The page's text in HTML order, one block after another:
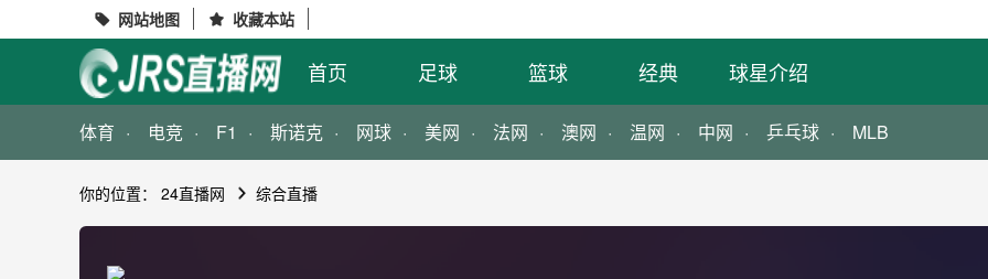
 网站地图  收藏本站
首页 足球 篮球 经典 球星介绍
体育 电竞 F1 斯诺克 网球 美网 法网 澳网 温网 中网 乒乓球 MLB
你的位置： 24直播网 综合直播